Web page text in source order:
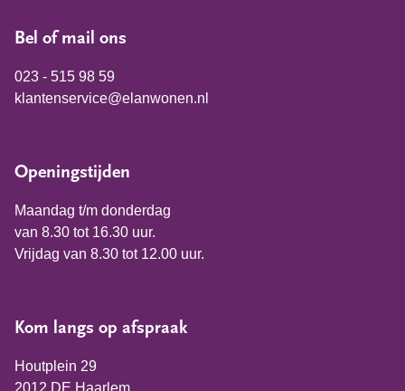
Bel of mail ons
023 - 515 98 59
klantenservice@elanwonen.nl
Openingstijden
Maandag t/m donderdag
van 8.30 tot 16.30 uur.
Vrijdag van 8.30 tot 12.00 uur.
Kom langs op afspraak
Houtplein 29